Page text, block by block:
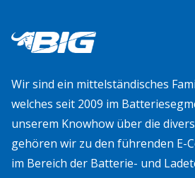
Wir sind ein mittelständisches
welches seit 2009 im
unserem Knowhow über die
gehören wir zu den führenden E-
im Bereich der Batterie- und